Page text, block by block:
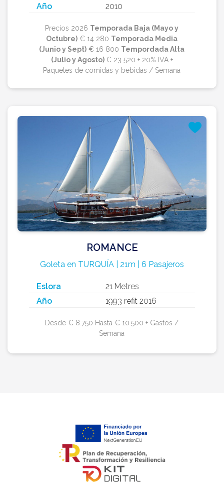
Año
2010
Precios 2026 Temporada Baja (Mayo y
Octubre) € 14 280 Temporada Media
(Junio y Sept) € 16 800 Tempordada Alta
(Julio y Agosto)€ 23 520 + 20% IVA +
Paquetes de comidas y bebidas / Semana
ROMANCE
Goleta en TURQUÍA | 21m | 6 Pasajeros
Eslora
21 Metres
Año
1993 refit 2016
Desde € 8.750 Hasta € 10.500 + Gastos /
Semana